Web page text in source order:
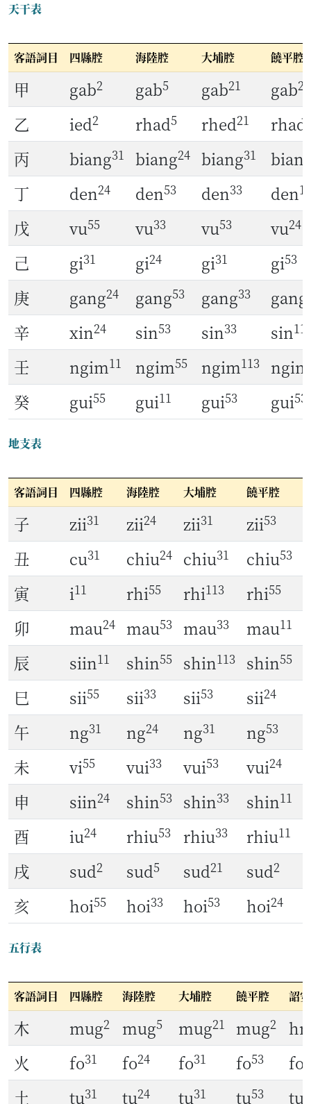
天干表
客語詞目 四縣腔 海陸腔 大埔腔 饒平腔
甲 gab2 gab5 gab21 gab2
乙 ied2 rhad5 rhed21 rhad
丙 biang31 biang24 biang31
丁
den24 den53 den33 den11
戊 vu55 vu33 vu53 vu24
己 gi31 gi24 gi31 gi53
庚 gang24 gang53 gang33 gang
辛 xin24 sin53 sin33 sin11
壬 ngim11 ngim55 ngim113 ngim
癸 gui55 gui11 gui53 gui53
地支表
客語詞目 四縣腔 海陸腔 大埔腔 饒平腔
子 zii31 zii24 zii31 zii53
丑
cu31 chiu24 chiu31 chiu53
寅
i11 rhi55 rhi113 rhi55
卯
mau24 mau53 mau33 mau11
辰
siin11 shin55 shin113 shin55
巳
sii55 sii33 sii53 sii24
午
ng31 ng24 ng31 ng53
未
vi55 vui33 vui53 vui24
申
siin24 shin53 shin33 shin11
酉
iu24 rhiu53 rhiu33 rhiu11
戌
sud2 sud5 sud21 sud2
亥
hoi55 hoi33 hoi53 hoi24
五行表
客語詞目 四縣腔 海陸腔 大埔腔 饒平腔 詔
木 mug2 mug5 mug21 mug2
火
fo31 fo24 fo31 fo53
土
tu31 tu24 tu31 tu53 tu